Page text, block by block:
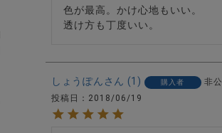
色が最高。かけ心地もいい。
透け方も丁度いい。
しょうぽん 1 購入者
非
投稿日
2018/06/19